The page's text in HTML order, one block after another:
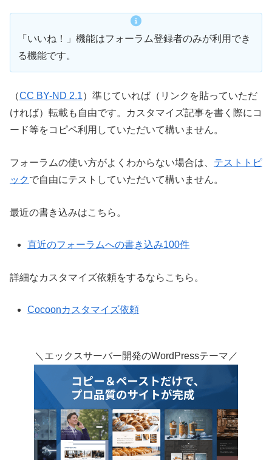
「いいね！」機能はフォーラム登録者のみが利用でき
る機能です。
（CC BY-ND 2.1）準じていれば（リンクを貼っていただ
ければ）転載も自由です。カスタマイズ記事を書く際にコ
ード等をコピペ利用していただいて構いません。
フォーラムの使い方がよくわからない場合は、 テストトピ
ックで自由にテストしていただいて構いません。
最近の書き込みはこちら。
直近のフォーラムへの書き込み100件
詳細なカスタマイズ依頼をするならこちら。
Cocoonカスタマイズ依頼
＼エックスサーバー開発のWordPressテーマ／